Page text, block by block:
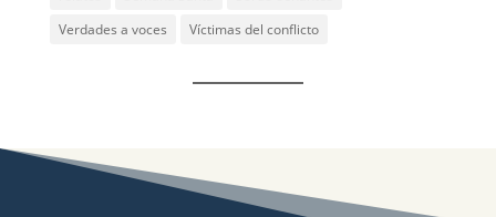
Verdades a voces
Víctimas del conflicto